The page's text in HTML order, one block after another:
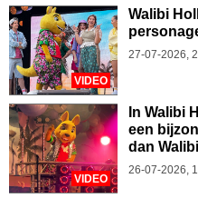
VIDEO
Walibi
27-07-2026,
VIDEO
In Walibi
een
dan
26-07-2026,